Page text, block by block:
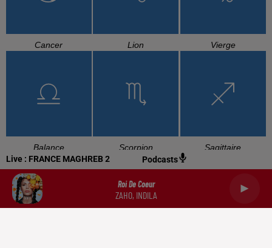
Live : FRANCE MAGHREB 2 Podcasts
Roi De Coeur
ZAHO, INDILA
Cancer Lion Vierge
Balance Scorpion Sagittaire